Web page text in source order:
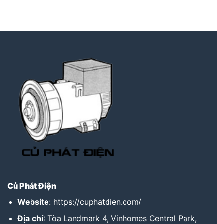
Củ Phát Điện
Website: https://cuphatdien.com/
Địa chỉ: Tòa Landmark 4, Vinhomes Central Park,